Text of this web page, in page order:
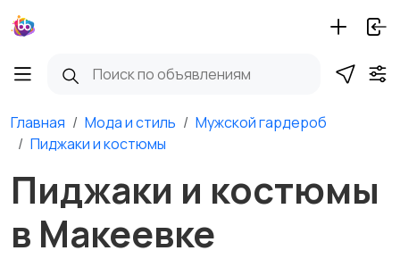
Главная Мода и стиль
Мужской гардероб
Пиджаки и костюмы
Пиджаки и костюмы
в Макеевке